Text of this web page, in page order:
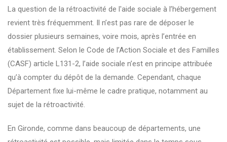
La question de la rétroactivité de l'aide sociale à l’hébergement
revient très fréquemment. Il n’est pas rare de déposer le
dossier plusieurs semaines, voire mois, après l’entrée en
établissement. Selon le Code de l’Action Sociale et des Familles
(CASF) article L131-2, l’aide sociale n’est en principe attribuée
qu’à compter du dépôt de la demande. Cependant, chaque
Département fixe lui-même le cadre pratique, notamment au
sujet de la rétroactivité.
En Gironde, comme dans beaucoup de départements, une